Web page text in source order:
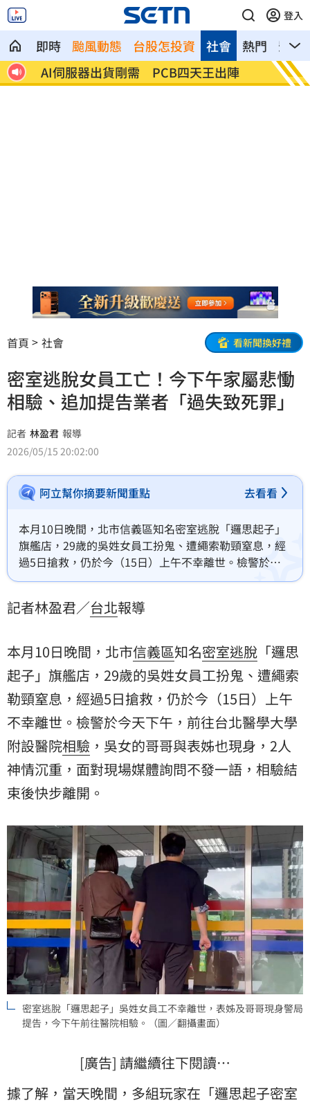
登入
即時 颱風動態 台股怎投資 熱門 影音
社會
女
AI伺服器出貨剛需 PCB四天王出陣
獨／
哭
首頁 社會 看新聞換好禮
密室逃脫女員工亡！今下午家屬悲慟
相驗、追加提告業者「過失致死罪」
記者 林盈君 報導
2026/05/15 20:02:00
阿立幫你摘要新聞重點 去看看
本月10日晚間，北市信義區知名密室逃脫「邏思起子」
旗艦店，29歲的吳姓女員工扮鬼、遭繩索勒頸窒息，經
過5日搶救，仍於今（15日）上午不幸離世。檢警於今
天下午，前往台北醫學大學附設醫院相驗，吳女的哥哥
語，相驗結束後快步離開。
記者林盈君／台北報導
本月10日晚間，北市信義區知名密室逃脫 「邏思
起子 」旗艦店，29歲的吳姓女員工扮鬼、遭繩索
勒頸窒息，經過5日搶救，仍於今（15日）上午
不幸離世。檢警於今天下午，前往台北醫學大學
附設醫院相驗 ，吳女的哥哥與表姊也現身，2人
神情沉重，面對現場媒體詢問不發一語，相驗結
束後快步離開。
密室逃脫「邏思起子」吳姓女員工不幸離世，表姊及哥哥現身警局
提告，今下午前往醫院相驗。（圖／翻攝畫面）
[廣告] 請繼續往下閱讀…
據了解，當天晚間，多組玩家在「邏思起子密室